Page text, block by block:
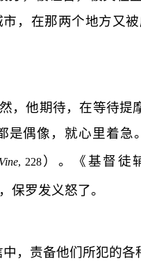
，在那两个地方又
他期待，在等待
是偶像，就心里着急
Vine, 228）。《基督徒
保罗发义怒了。
，责备他们所犯的